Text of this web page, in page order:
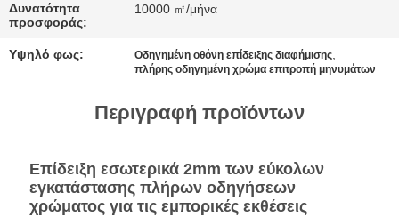
SITEMAP
ΑΠΟΡΡΉΤΟΥ
Δυνατότητα
προσφοράς:
10000 ㎡/μήνα
Υψηλό φως: Οδηγημένη οθόνη επίδειξης διαφήμισης
πλήρης οδηγημένη χρώμα επιτροπή μηνυμάτων
Περιγραφή προϊόντων
Επίδειξη εσωτερικά 2mm των εύκολων
εγκατάστασης πλήρων οδηγήσεων
χρώματος για τις εμπορικές εκθέσεις